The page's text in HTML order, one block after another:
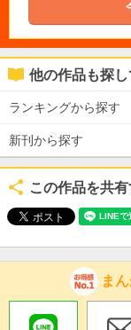
他の作品も探し
ランキングから探す
新刊から探す
この作品を共有
ま